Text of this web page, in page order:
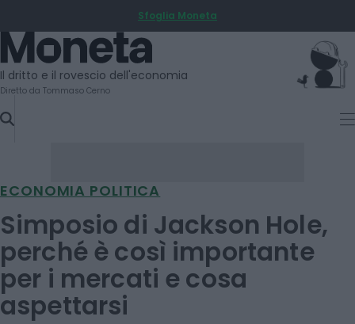
TO
CONTENT
Sfoglia Moneta
Moneta
Il dritto e il rovescio dell'economia
Diretto da Tommaso Cerno
ECONOMIA POLITICA
Simposio di Jackson Hole,
perché è così importante
per i mercati e cosa
aspettarsi